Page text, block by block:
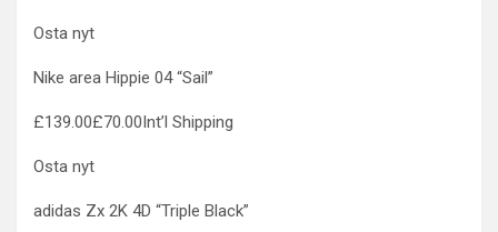
Osta nyt
Nike area Hippie 04 “Sail”
£139.00£70.00Int’l Shipping
Osta nyt
adidas Zx 2K 4D “Triple Black”